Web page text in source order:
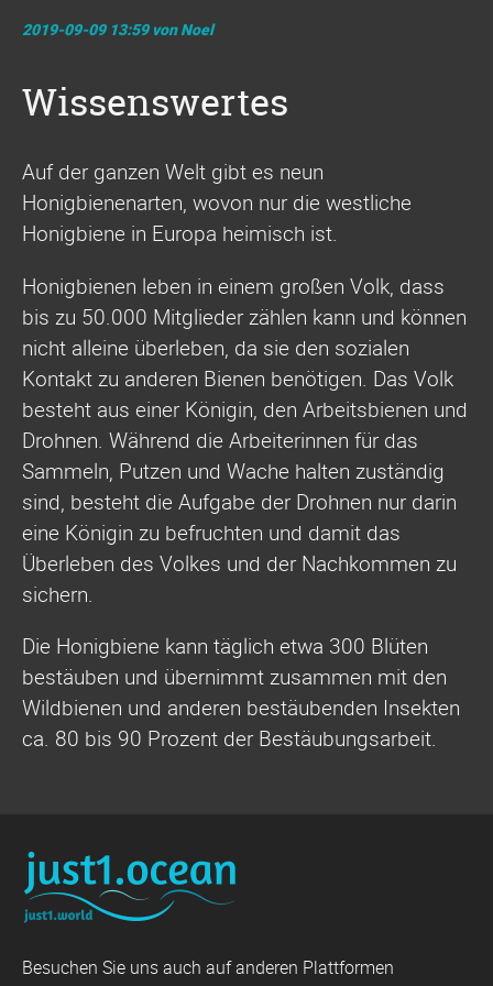
2019-09-09 13:59von Noel
Wissenswertes
Auf der ganzen Welt gibt es neun
Honigbienenarten, wovon nur die westliche
Honigbiene in Europa heimisch ist.
Honigbienen leben in einem großen Volk, dass
bis zu 50.000 Mitglieder zählen kann und können
nicht alleine überleben, da sie den sozialen
Kontakt zu anderen Bienen benötigen. Das Volk
besteht aus einer Königin, den Arbeitsbienen und
Drohnen. Während die Arbeiterinnen für das
Sammeln, Putzen und Wache halten zuständig
sind, besteht die Aufgabe der Drohnen nur darin
eine Königin zu befruchten und damit das
Überleben des Volkes und der Nachkommen zu
sichern.
Die Honigbiene kann täglich etwa 300 Blüten
bestäuben und übernimmt zusammen mit den
Wildbienen und anderen bestäubenden Insekten
ca. 80 bis 90 Prozent der Bestäubungsarbeit.
Besuchen Sie uns auch auf anderen Plattformen